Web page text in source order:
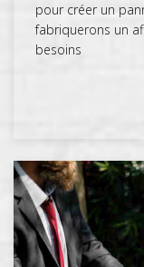
pour créer un
fabriquerons un
besoins